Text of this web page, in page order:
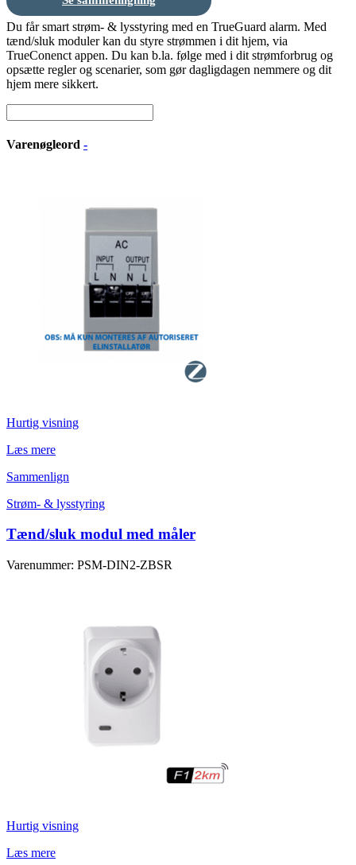
Du får smart strøm- & lysstyring med en TrueGuard alarm. Med
tænd/sluk moduler kan du styre strømmen i dit hjem, via
TrueConenct appen. Du kan b.la. følge med i dit strømforbrug og
opsætte regler og scenarier, som gør dagligdagen nemmere og dit
hjem mere sikkert.
Varenøgleord -
Hurtig visning
Læs mere
Sammenlign
Strøm- & lysstyring
Tænd/sluk modul med måler
Varenummer: PSM-DIN2-ZBSR
Hurtig visning
Læs mere